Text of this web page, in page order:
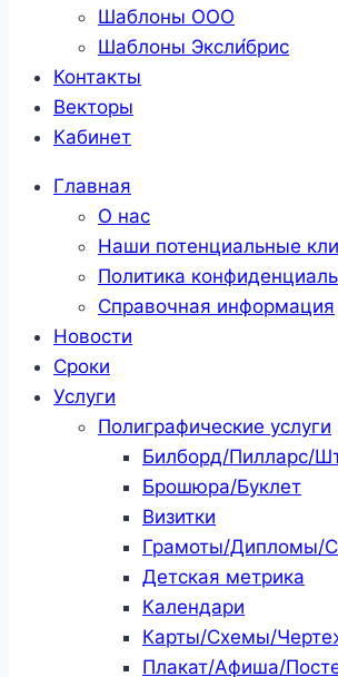
Шаблоны ООО
Шаблоны Эксли́брис
Контакты
Векторы
Кабинет
Главная
О нас
Наши потенциальные
Политика
Справочная информация
Новости
Сроки
Услуги
Полиграфические услуги
Билборд/Пилларс/
Брошюра/Буклет
Визитки
Грамоты/Дипломы/
Детская метрика
Календари
Карты/Схемы/
Плакат/Афиша/